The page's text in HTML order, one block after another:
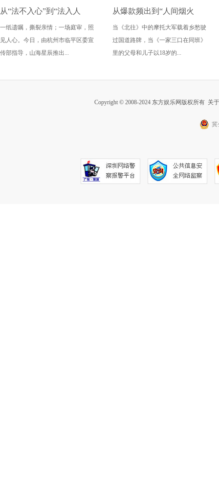
从“法不入心”到“法入人
心”，山海短剧《银杏法庭》
讲述普法新范式
一纸遗嘱，撕裂亲情；一场庭审，照
见人心。今日，由杭州市临平区委宣
传部指导，山海星辰推出...
从爆款频出到“人间烟火
味”，2026短剧春节档赢在
哪？
当《北往》中的摩托大军载着乡愁驶
过国道路牌，当《一家三口在同班》
里的父母和儿子以18岁的...
Copyright © 2008-2024 东方娱乐网版权所有 关
冀